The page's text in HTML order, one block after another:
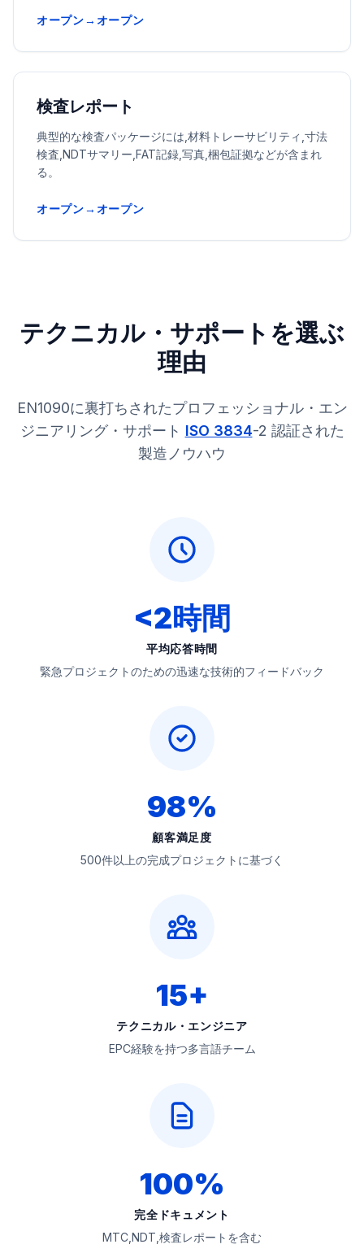
オープン→オープン
検査レポート
典型的な検査パッケージには,材料トレーサビリティ,寸法
検査,NDTサマリー,FAT記録,写真,梱包証拠などが含まれ
る。
オープン→オープン
テクニカル・サポートを選ぶ
理由
EN1090に裏打ちされたプロフェッショナル・エン
ジニアリング・サポート ISO 3834-2 認証された
製造ノウハウ
<2時間
平均応答時間
緊急プロジェクトのための迅速な技術的フィードバック
98%
顧客満足度
500件以上の完成プロジェクトに基づく
15+
テクニカル・エンジニア
EPC経験を持つ多言語チーム
100%
完全ドキュメント
MTC,NDT,検査レポートを含む